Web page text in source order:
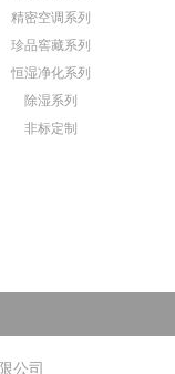
精密空调系列
珍品窖藏系列
恒湿净化系列
除湿系列
非标定制
公司